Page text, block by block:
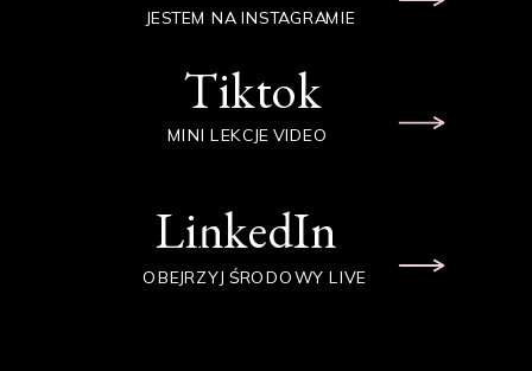
Tiktok
LinkedIn
JESTEM NA INSTAGRAMIE
MINI LEKCJE VIDEO
OBEJRZYJ ŚRODOWY LIVE